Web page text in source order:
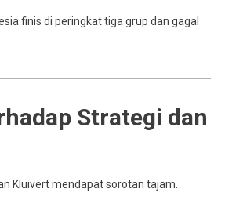
finis di peringkat tiga grup dan gagal
Strategi dan
Kluivert mendapat sorotan tajam.